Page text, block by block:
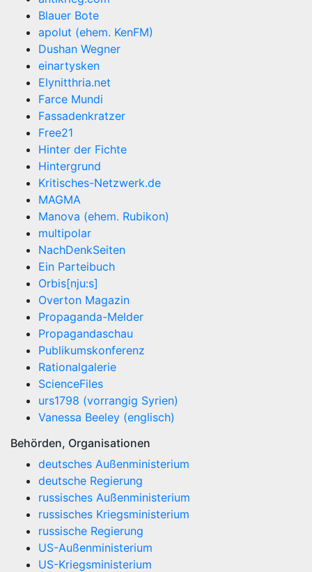
Blauer Bote
apolut (ehem. KenFM)
Dushan Wegner
einartysken
Elynitthria.net
Farce Mundi
Fassadenkratzer
Free21
Hinter der Fichte
Hintergrund
Kritisches-Netzwerk.de
MAGMA
Manova (ehem. Rubikon)
multipolar
NachDenkSeiten
Ein Parteibuch
Orbis[nju:s]
Overton Magazin
Propaganda-Melder
Propagandaschau
Publikumskonferenz
Rationalgalerie
ScienceFiles
urs1798 (vorrangig Syrien)
Vanessa Beeley (englisch)
Behörden, Organisationen
deutsches Außenministerium
deutsche Regierung
russisches Außenministerium
russisches Kriegsministerium
russische Regierung
US-Außenministerium
US-Kriegsministerium